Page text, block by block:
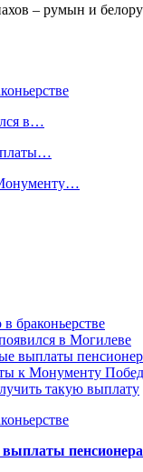
– румын и
в…
браконьерстве
в Могилеве
выплаты
к Монументу
такую выплату